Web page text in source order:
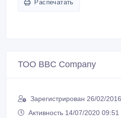
ТОО BBC Company
Зарегистрирован 26/02/2016
Активность 14/07/2020 09:51